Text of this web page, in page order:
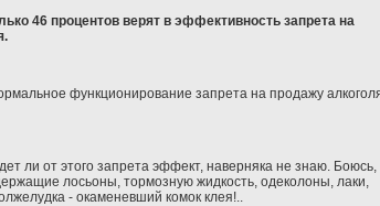
46 процентов верят в эффективность запрета на
функционирование запрета на продажу
ли от этого запрета эффект, наверняка не знаю. Боюсь,
лосьоны, тормозную жидкость, одеколоны, лаки,
- окаменевший комок клея!..